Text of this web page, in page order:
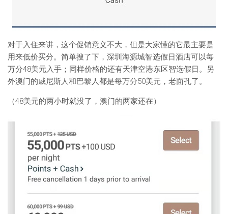
对于入住来讲，这个促销意义不大，但是大家懂的它最主要是
用来低价买分。简单搜了下，深圳海源城智选假日酒店可以每
万分48美元入手；同样价格的还有天津空港东区智选假日。另
外澳门的威尼斯人和巴黎人都是每万分50美元，老面孔了。
（48美元的两小时就没了，澳门的两家还在）